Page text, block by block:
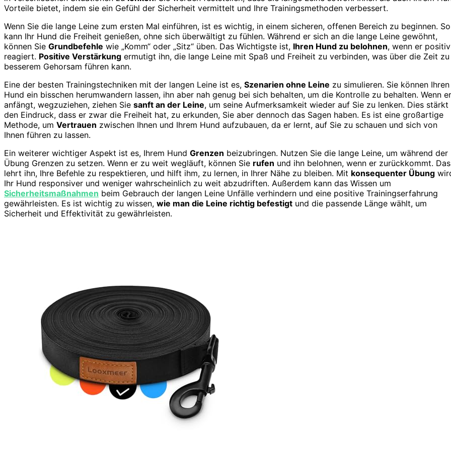
Vorteile bietet, indem sie ein Gefühl der Sicherheit vermittelt und Ihre Trainingsmethoden verbessert.
Wenn Sie die lange Leine zum ersten Mal einführen, ist es wichtig, in einem sicheren, offenen Bereich zu beginnen. So
kann Ihr Hund die Freiheit genießen, ohne sich überwältigt zu fühlen. Während er sich an die lange Leine gewöhnt,
können Sie Grundbefehle wie „Komm“ oder „Sitz“ üben. Das Wichtigste ist, Ihren Hund zu belohnen, wenn er positiv
reagiert. Positive Verstärkung ermutigt ihn, die lange Leine mit Spaß und Freiheit zu verbinden, was über die Zeit zu
besserem Gehorsam führen kann.
Eine der besten Trainingstechniken mit der langen Leine ist es, Szenarien ohne Leine zu simulieren. Sie können Ihren
Hund ein bisschen herumwandern lassen, ihn aber nah genug bei sich behalten, um die Kontrolle zu behalten. Wenn er
anfängt, wegzuziehen, ziehen Sie sanft an der Leine, um seine Aufmerksamkeit wieder auf Sie zu lenken. Dies stärkt
den Eindruck, dass er zwar die Freiheit hat, zu erkunden, Sie aber dennoch das Sagen haben. Es ist eine großartige
Methode, um Vertrauen zwischen Ihnen und Ihrem Hund aufzubauen, da er lernt, auf Sie zu schauen und sich von
Ihnen führen zu lassen.
Ein weiterer wichtiger Aspekt ist es, Ihrem Hund Grenzen beizubringen. Nutzen Sie die lange Leine, um während der
Übung Grenzen zu setzen. Wenn er zu weit wegläuft, können Sie rufen und ihn belohnen, wenn er zurückkommt. Das
lehrt ihn, Ihre Befehle zu respektieren, und hilft ihm, zu lernen, in Ihrer Nähe zu bleiben. Mit konsequenter Übung
Ihr Hund responsiver und weniger wahrscheinlich zu weit abzudriften. Außerdem kann das Wissen um
Sicherheitsmaßnahmen beim Gebrauch der langen Leine Unfälle verhindern und eine positive Trainingserfahrung
gewährleisten. Es ist wichtig zu wissen, wie man die Leine richtig befestigt und die passende Länge wählt, um
Sicherheit und Effektivität zu gewährleisten.